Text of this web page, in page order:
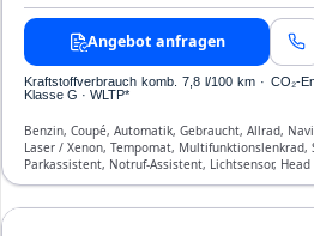
Angebot anfragen
Kraftstoffverbrauch komb. 7,8 l/100 km · CO₂-
Klasse G · WLTP*
Benzin, Coupé, Automatik, Gebraucht, Allrad,
Laser / Xenon, Tempomat, Multifunktionslenkrad,
Parkassistent, Notruf-Assistent, Lichtsensor,
Bluetooth, Freisprecheinrichtung,